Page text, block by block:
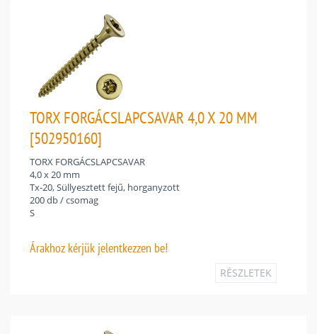
TORX FORGÁCSLAPCSAVAR 4,0 X 20 MM
[502950160]
TORX FORGÁCSLAPCSAVAR
4,0 x 20 mm
Tx-20, Süllyesztett fejű, horganyzott
200 db / csomag
S
Árakhoz kérjük jelentkezzen be!
RÉSZLETEK